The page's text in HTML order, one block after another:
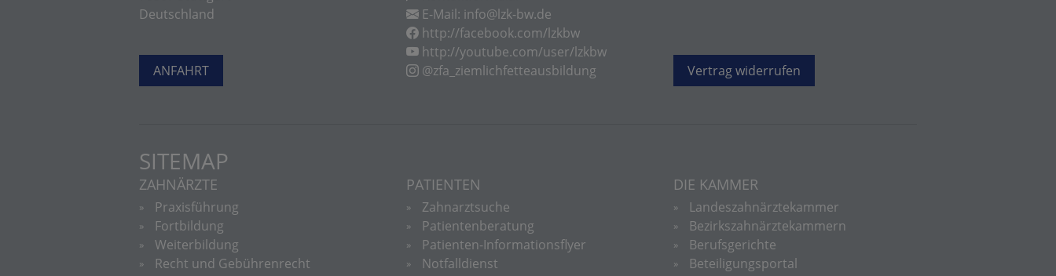
Deutschland
ANFAHRT
E-Mail: info@lzk-bw.de
http://facebook.com/lzkbw
http://youtube.com/user/lzkbw
@zfa_ziemlichfetteausbildung
Vertrag widerrufen
SITEMAP
ZAHNÄRZTE
Praxisführung
Fortbildung
Weiterbildung
Recht und Gebührenrecht
PATIENTEN
Zahnarztsuche
Patientenberatung
Patienten-Informationsflyer
Notfalldienst
DIE KAMMER
Landeszahnärztekammer
Bezirkszahnärztekammern
Berufsgerichte
Beteiligungsportal